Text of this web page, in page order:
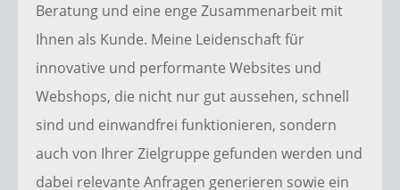
Beratung und eine enge Zusammenarbeit mit
Ihnen als Kunde. Meine Leidenschaft für
innovative und performante Websites und
Webshops, die nicht nur gut aussehen, schnell
sind und einwandfrei funktionieren, sondern
auch von Ihrer Zielgruppe gefunden werden und
dabei relevante Anfragen generieren sowie ein